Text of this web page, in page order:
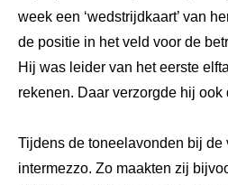
week een ‘wedstrijdkaart’ van
de positie in het veld voor de
Hij was leider van het eerste
rekenen. Daar verzorgde hij ook
Tijdens de toneelavonden bij de
intermezzo. Zo maakten zij